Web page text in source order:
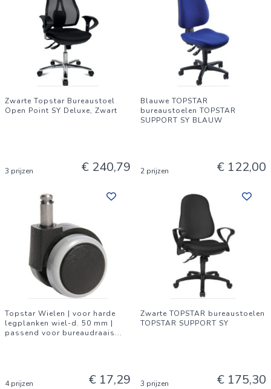
Zwarte Topstar Bureaustoel
Open Point SY Deluxe, Zwart
3 prijzen € 240,79
Blauwe TOPSTAR
bureaustoelen TOPSTAR
SUPPORT SY BLAUW
2 prijzen € 122,00
Topstar Wielen | voor harde
legplanken wiel-d. 50 mm |
passend voor bureaudraais...
4 prijzen € 17,29
Zwarte TOPSTAR bureaustoelen
TOPSTAR SUPPORT SY
3 prijzen € 175,30